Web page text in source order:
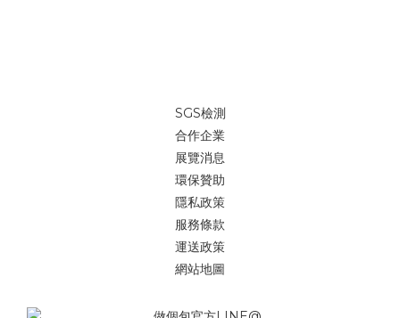
SGS檢測
合作企業
展覽消息
環保贊助
隱私政策
服務條款
運送政策
網站地圖